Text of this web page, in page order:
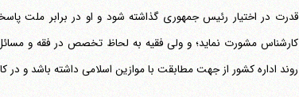
قدرت در اختیار رئیس جمهوری گذاشته شود و او در برابر ملت
کارشناس مشورت نماید؛ و ولی فقیه به لحاظ تخصص در فقه و مسائل
روند اداره کشور از جهت مطابقت با موازین اسلامی داشته باشد و